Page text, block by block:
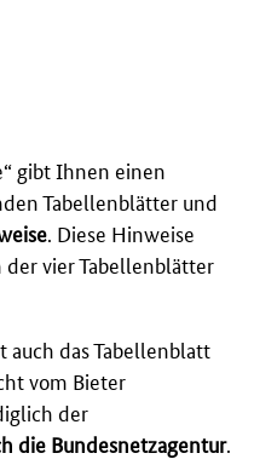
gibt Ihnen einen
Tabellenblätter und
. Diese Hinweise
vier Tabellenblätter
auch das Tabellenblatt
vom Bieter
der
die Bundesnetzagentur.